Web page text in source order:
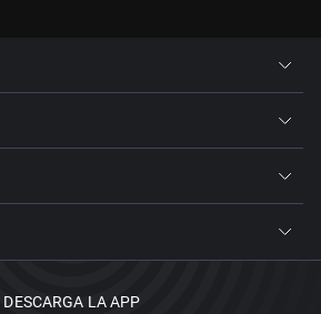
DESCARGA LA APP